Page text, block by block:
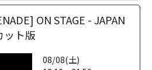
ON STAGE - JAPAN
ット版
08/08(土)